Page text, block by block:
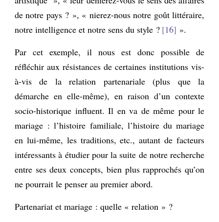
de notre pays ? », « nierez-nous notre goût littéraire,
notre intelligence et notre sens du style ? 16 ».
Par cet exemple, il nous est donc possible de
réfléchir aux résistances de certaines institutions vis-
à-vis de la relation partenariale (plus que la
démarche en elle-même), en raison d’un contexte
socio-historique influent. Il en va de même pour le
mariage : l’histoire familiale, l’histoire du mariage
en lui-même, les traditions, etc., autant de facteurs
intéressants à étudier pour la suite de notre recherche
entre ses deux concepts, bien plus rapprochés qu’on
ne pourrait le penser au premier abord.
Partenariat et mariage : quelle « relation » ?